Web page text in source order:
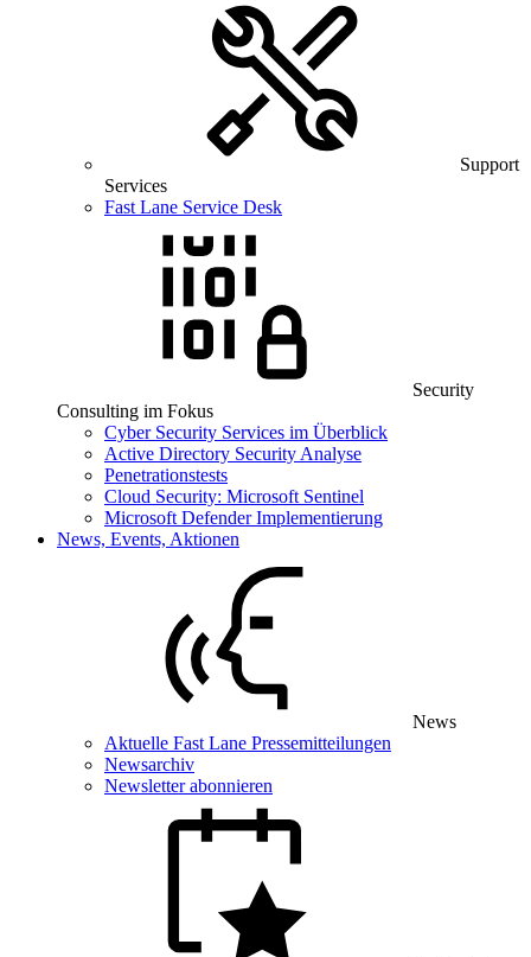
Support
Services
Fast Lane Service Desk
Security
Consulting im Fokus
Cyber Security Services im Überblick
Active Directory Security Analyse
Penetrationstests
Cloud Security: Microsoft Sentinel
Microsoft Defender Implementierung
News, Events, Aktionen
News
Aktuelle Fast Lane Pressemitteilungen
Newsarchiv
Newsletter abonnieren